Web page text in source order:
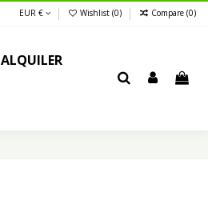
EUR € Wishlist (0) Compare (0)
ALQUILER